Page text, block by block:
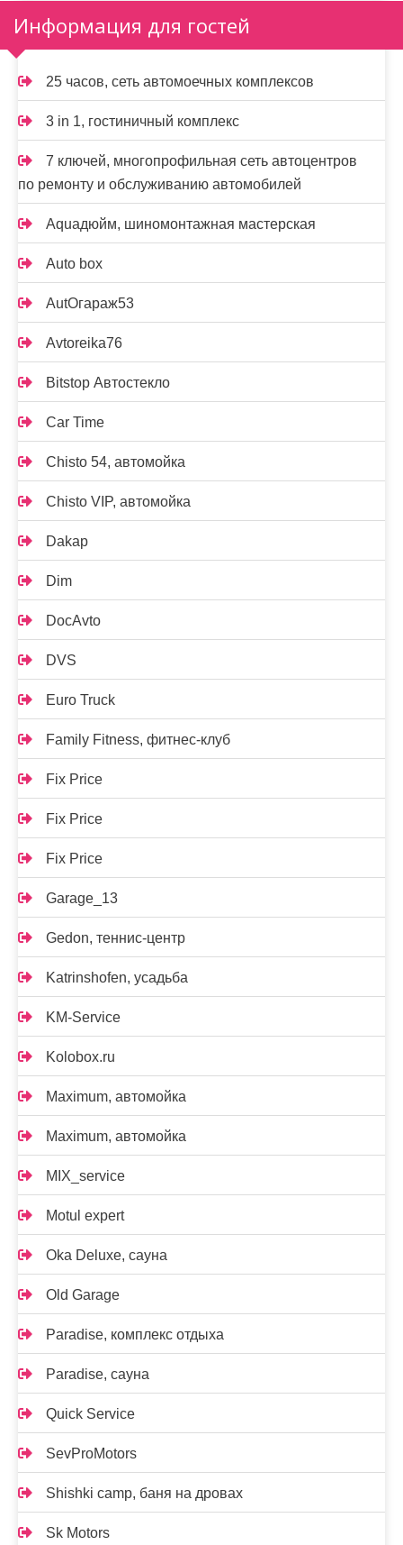
Информация для гостей
25 часов, сеть автомоечных комплексов
3 in 1, гостиничный комплекс
7 ключей, многопрофильная сеть автоцентров
по ремонту и обслуживанию автомобилей
Aquaдюйм, шиномонтажная мастерская
Auto box
AutOгараж53
Avtoreika76
Bitstop Автостекло
Car Time
Chisto 54, автомойка
Chisto VIP, автомойка
Dakap
Dim
DocAvto
DVS
Euro Truck
Family Fitness, фитнес-клуб
Fix Price
Fix Price
Fix Price
Garage_13
Gedon, теннис-центр
Katrinshofen, усадьба
KM-Service
Kolobox.ru
Maximum, автомойка
Maximum, автомойка
MIX_service
Motul expert
Oka Deluxe, сауна
Old Garage
Paradise, комплекс отдыха
Paradise, сауна
Quick Service
SevProMotors
Shishki camp, баня на дровах
Sk Motors